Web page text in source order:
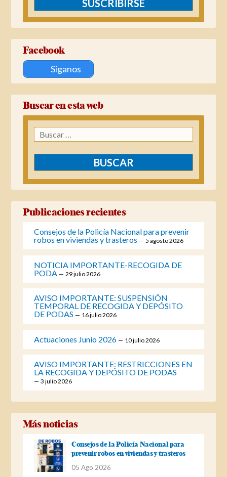
SUSCRIBIRSE
Facebook
Síganos
Buscar en esta web
Buscar:
Publicaciones recientes
Consejos de la Policía Nacional para prevenir
robos en viviendas y trasteros
5 agosto 2026
NOTICIA IMPORTANTE-RECOGIDA DE
PODA
29 julio 2026
AVISO IMPORTANTE: SUSPENSIÓN
TEMPORAL DE RECOGIDA Y DEPÓSITO
DE PODAS
16 julio 2026
Actuaciones Junio 2026 10 julio 2026
AVISO IMPORTANTE: RESTRICCIONES EN
LA RECOGIDA Y DEPÓSITO DE PODAS
3 julio 2026
Más noticias
Consejos de la Policía Nacional para
prevenir robos en viviendas y trasteros
05 Ago 2026